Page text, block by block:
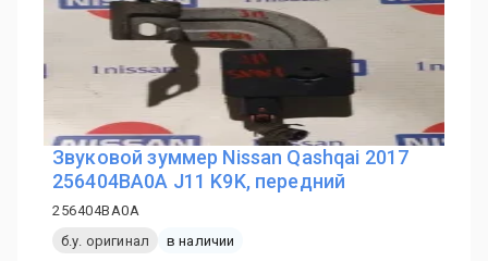
Звуковой зуммер Nissan Qashqai 2017
256404BA0A J11 K9K, передний
256404BA0A
б.у. оригинал
в наличии